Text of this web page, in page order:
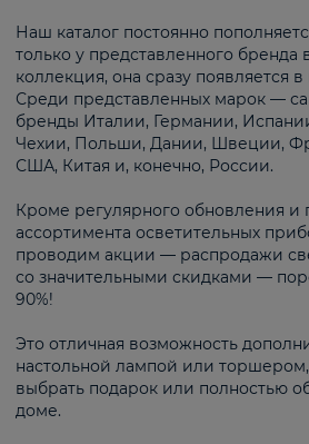
Наш каталог постоянно
только у представленного бренда
коллекция, она сразу появляется
Среди представленных марок —
бренды Италии, Германии,
Чехии, Польши, Дании, Швеции,
США, Китая и, конечно, России.
Кроме регулярного обновления и
ассортимента осветительных
проводим акции — распродажи
со значительными скидками —
90%!
Это отличная возможность
настольной лампой или торшером,
выбрать подарок или полностью
доме.